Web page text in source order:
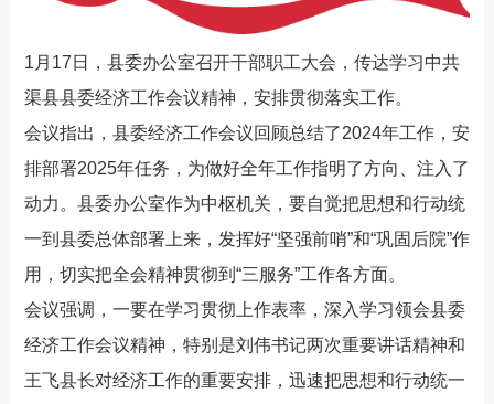
1月17日，县委办公室召开干部职工大会，传达学习中共
渠县县委经济工作会议精神，安排贯彻落实工作。
会议指出，县委经济工作会议回顾总结了2024年工作，安
排部署2025年任务，为做好全年工作指明了方向、注入了
动力。县委办公室作为中枢机关，要自觉把思想和行动统
一到县委总体部署上来，发挥好“坚强前哨”和“巩固后院”作
用，切实把全会精神贯彻到“三服务”工作各方面。
会议强调，一要在学习贯彻上作表率，深入学习领会县委
经济工作会议精神，特别是刘伟书记两次重要讲话精神和
王飞县长对经济工作的重要安排，迅速把思想和行动统一